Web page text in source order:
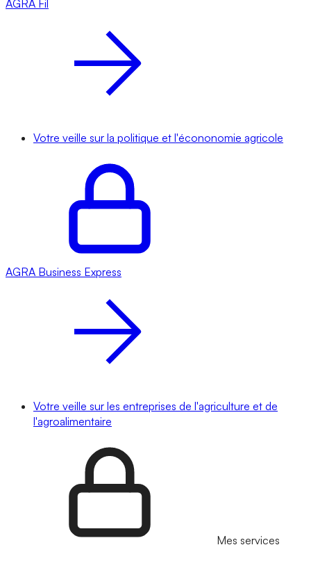
AGRA Fil
Votre veille sur la politique et l'écononomie agricole
AGRA Business Express
Votre veille sur les entreprises de l'agriculture et de
l'agroalimentaire
Mes services